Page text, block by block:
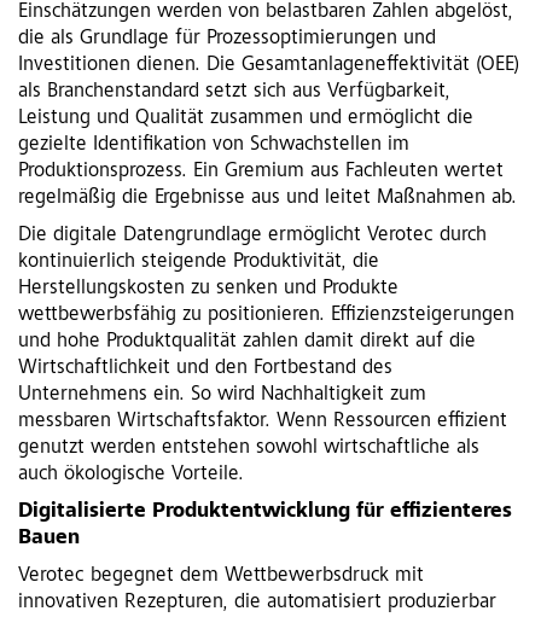
Einschätzungen werden von belastbaren Zahlen abgelöst,
die als Grundlage für Prozessoptimierungen und
Investitionen dienen. Die Gesamtanlageneffektivität (OEE)
als Branchenstandard setzt sich aus Verfügbarkeit,
Leistung und Qualität zusammen und ermöglicht die
gezielte Identifikation von Schwachstellen im
Produktionsprozess. Ein Gremium aus Fachleuten wertet
regelmäßig die Ergebnisse aus und leitet Maßnahmen ab.
Die digitale Datengrundlage ermöglicht Verotec durch
kontinuierlich steigende Produktivität, die
Herstellungskosten zu senken und Produkte
wettbewerbsfähig zu positionieren. Effizienzsteigerungen
und hohe Produktqualität zahlen damit direkt auf die
Wirtschaftlichkeit und den Fortbestand des
Unternehmens ein. So wird Nachhaltigkeit zum
messbaren Wirtschaftsfaktor. Wenn Ressourcen effizient
genutzt werden entstehen sowohl wirtschaftliche als
auch ökologische Vorteile.
Digitalisierte Produktentwicklung für effizienteres
Bauen
Verotec begegnet dem Wettbewerbsdruck mit
innovativen Rezepturen, die automatisiert produzierbar